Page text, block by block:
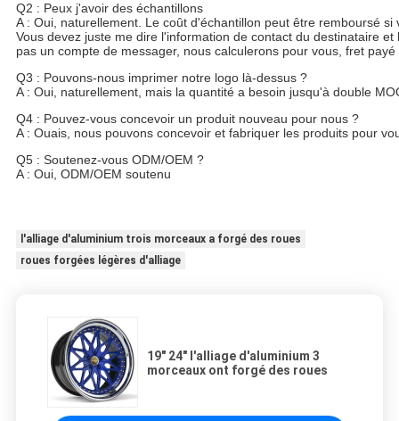
Q2 : Peux j'avoir des échantillons
A : Oui, naturellement. Le coût d'échantillon peut être remboursé
Vous devez juste me dire l'information de contact du destinataire
pas un compte de messager, nous calculerons pour vous, fret
Q3 : Pouvons-nous imprimer notre logo là-dessus ?
A : Oui, naturellement, mais la quantité a besoin jusqu'à double
Q4 : Pouvez-vous concevoir un produit nouveau pour nous ?
A : Ouais, nous pouvons concevoir et fabriquer les produits pour
Q5 : Soutenez-vous ODM/OEM ?
A : Oui, ODM/OEM soutenu
l'alliage d'aluminium trois morceaux a forgé des roues
roues forgées légères d'alliage
19" 24" l'alliage d'aluminium 3
morceaux ont forgé des roues